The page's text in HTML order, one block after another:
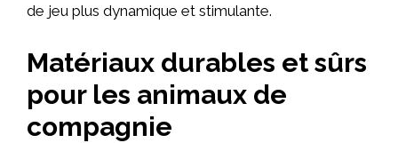
de jeu plus dynamique et stimulante.
Matériaux durables et sûrs
pour les animaux de
compagnie